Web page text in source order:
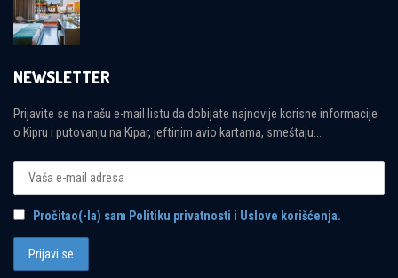
NEWSLETTER
Prijavite se na našu e-mail listu da dobijate najnovije korisne informacije
o Kipru i putovanju na Kipar, jeftinim avio kartama, smeštaju...
Pročitao(-la) sam Politiku privatnosti i Uslove korišćenja.